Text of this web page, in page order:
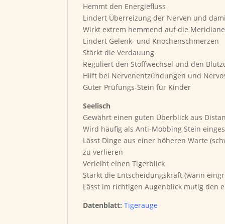
Hemmt den Energiefluss
Lindert Überreizung der Nerven und
Wirkt extrem hemmend auf die
Lindert Gelenk- und Knochenschmerzen
Stärkt die Verdauung
Reguliert den Stoffwechsel und den
Hilft bei Nervenentzündungen und
Guter Prüfungs-Stein für Kinder
Seelisch
Gewährt einen guten Überblick aus
Wird häufig als Anti-Mobbing Stein
Lässt Dinge aus einer höheren Warte
zu verlieren
Verleiht einen Tigerblick
Stärkt die Entscheidungskraft (wann
Lässt im richtigen Augenblick mutig den
Datenblatt: Tigerauge